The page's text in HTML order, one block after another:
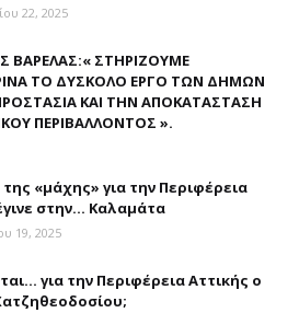
22, 2025
ΒΑΡΕΛΑΣ:« ΣΤΗΡΙΖΟΥΜΕ
ΤΟ ΔΥΣΚΟΛΟ ΕΡΓΟ ΤΩΝ ΔΗΜΩΝ
ΚΑΙ ΤΗΝ ΑΠΟΚΑΤΑΣΤΑΣΗ
ΠΕΡΙΒΑΛΛΟΝΤΟΣ ».
«μάχης» για την Περιφέρεια
στην... Καλαμάτα
19, 2025
για την Περιφέρεια Αττικής ο